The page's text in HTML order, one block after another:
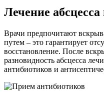
Лечение
Врачи предпочитают
путем – это гарантирует
восстановление. После
разновидность абсцесса
антибиотиков и